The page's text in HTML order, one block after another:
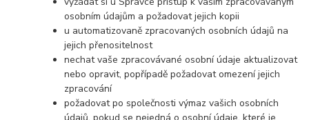
osobním údajům a požadovat jejich kopii
u automatizovaně zpracovaných osobních údajů na
jejich přenositelnost
nechat vaše zpracovávané osobní údaje aktualizovat
nebo opravit, popřípadě požadovat omezení jejich
zpracování
požadovat po společnosti výmaz vašich osobních
údajů, pokud se nejedná o osobní údaje, které je